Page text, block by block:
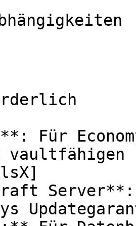
Für